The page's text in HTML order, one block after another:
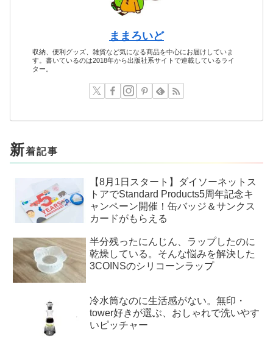
ままろいど
収納、便利グッズ、雑貨など気になる商品を中心にお届けしていま
す。書いているのは2018年から出版社系サイトで連載しているライ
ター。
新着記事
【8月1日スタート】ダイソーネットス
トアでStandard Products5周年記念キ
ャンペーン開催！缶バッジ＆サンクス
カードがもらえる
半分残ったにんじん、ラップしたのに
乾燥している。そんな悩みを解決した
3COINSのシリコーンラップ
冷水筒なのに生活感がない。無印・
tower好きが選ぶ、おしゃれで洗いやす
いピッチャー